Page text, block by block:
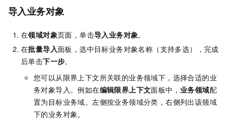
导入业务对象
在领域对象页面，单击导入业务对象。
在批量导入面板，选中目标业务对象名称（支持多选），完成
后单击下一步。
您可以从限界上下文所关联的业务领域下，选择合适的业
务对象导入。例如在编辑限界上下文面板中，业务领域配
置为目标业务域。左侧按业务领域分类，右侧列出该领域
下的业务对象。